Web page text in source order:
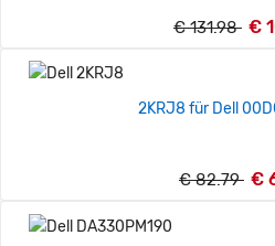
€ 131.98 €
2KRJ8 für Dell
€ 82.79 €